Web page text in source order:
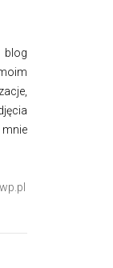
blog